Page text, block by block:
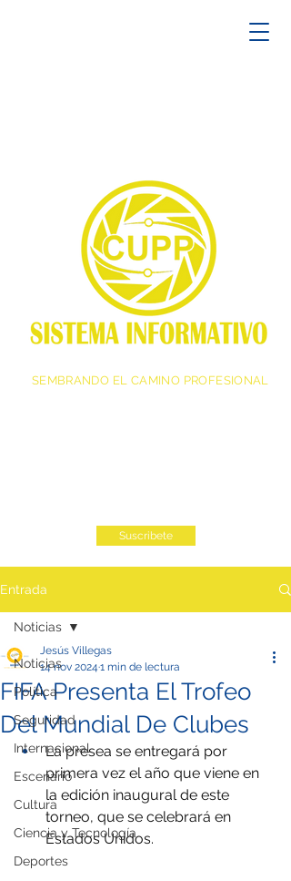
SEMBRANDO EL CAMINO PROFESIONAL
Suscribete
Entrada
Noticias
Política
Seguridad
Internacional
Escenario
Cultura
Ciencia y Tecnología
Deportes
Noticias
FIFA Presenta El Trofeo
Del Mundial De Clubes
Jesús Villegas
14 nov 2024 1 min de lectura
La presea se entregará por
primera vez el año que viene en
la edición inaugural de este
torneo, que se celebrará en
Estados Unidos.